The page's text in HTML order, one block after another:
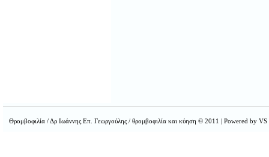
Θρομβοφιλία / Δρ Ιωάννης Επ. Γεωργούλης / θρομβοφιλία και κύηση © 2011 | Powered by